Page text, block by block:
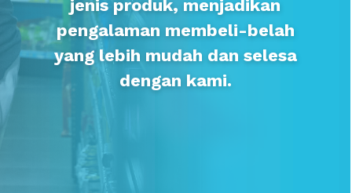
jenis produk, menjadikan
pengalaman membeli-belah
yang lebih mudah dan selesa
dengan kami.